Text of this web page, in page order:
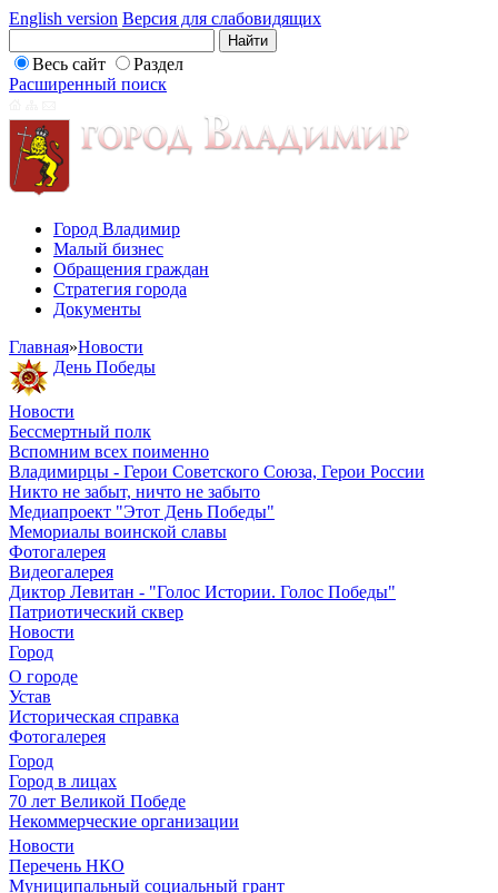
English version Версия для слабовидящих
Весь сайт
Раздел
Расширенный поиск
Город Владимир
Малый бизнес
Обращения граждан
Стратегия города
Документы
Главная»Новости
День Победы
Новости
Бессмертный полк
Вспомним всех поименно
Владимирцы - Герои Советского Союза, Герои России
Никто не забыт, ничто не забыто
Медиапроект "Этот День Победы"
Мемориалы воинской славы
Фотогалерея
Видеогалерея
Диктор Левитан - "Голос Истории. Голос Победы"
Патриотический сквер
Новости
Город
О городе
Устав
Историческая справка
Фотогалерея
Город
Город в лицах
70 лет Великой Победе
Некоммерческие организации
Новости
Перечень НКО
Муниципальный социальный грант